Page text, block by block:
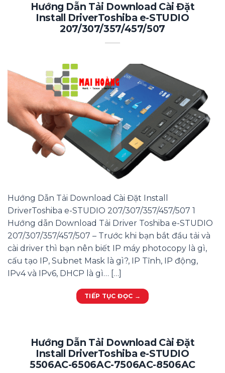
Hướng Dẫn Tải Download Cài Đặt
Install DriverToshiba e-STUDIO
207/307/357/457/507
Hướng Dẫn Tải Download Cài Đặt Install
DriverToshiba e-STUDIO 207/307/357/457/507 1
Hướng dẫn Download Tải Driver Toshiba e-STUDIO
207/307/357/457/507 – Trước khi bạn bắt đầu tải và
cài driver thì bạn nên biết IP máy photocopy là gì,
cấu tạo IP, Subnet Mask là gì?, IP Tĩnh, IP động,
IPv4 và IPv6, DHCP là gì… […]
TIẾP TỤC ĐỌC →
Hướng Dẫn Tải Download Cài Đặt
Install DriverToshiba e-STUDIO
5506AC-6506AC-7506AC-8506AC